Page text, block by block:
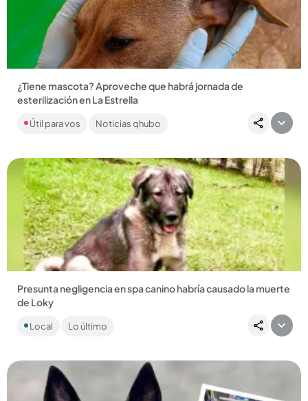
Compartir Noticia
¿Tiene mascota? Aproveche que habrá jornada de
esterilización en La Estrella
La jornada gratuita será para residentes del municipio de La
Estrella de estratos 1, 2 y 3. Le contamos cuáles son los
Útil para vos Noticias qhubo
Compartir Noticia
Presunta negligencia en spa canino habría causado la muerte
de Loky
Según la denuncia, el perro fue llevado al spa para un servicio
de baño en el municipio de Caldas, pero fue entregado a su...
Local Lo último